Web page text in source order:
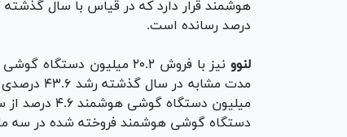
درصد رسانده است.
لنوو
دستگاه گوشی هوشمند فروخته شده در سه ماهه‌ی چهارم سال ۲۰۱۴